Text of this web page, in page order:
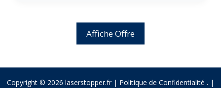
Affiche Offre
Copyright © 2026 laserstopper.fr | Politique de Confidentialité . |